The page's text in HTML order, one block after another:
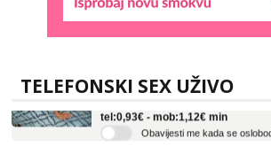
TELEFONSKI SEX UŽIVO
Tel:064/677-677- Kod: #136
Obavijesti me kada se oslobodi